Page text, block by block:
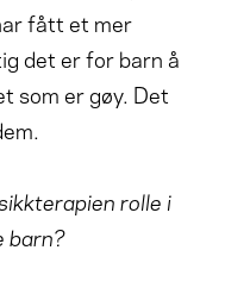
fått et mer
det er for barn å
som er gøy. Det
rolle i
barn?